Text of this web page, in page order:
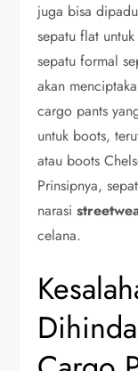
juga bisa
sepatu flat
sepatu formal
akan
cargo pants
untuk boots,
atau boots
Prinsipnya,
narasi
celana.